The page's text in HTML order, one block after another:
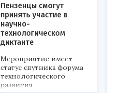
Пензенцы смогут
принять участие в
научно-
технологическом
диктанте
Мероприятие имеет
статус спутника форума
технологического
развития